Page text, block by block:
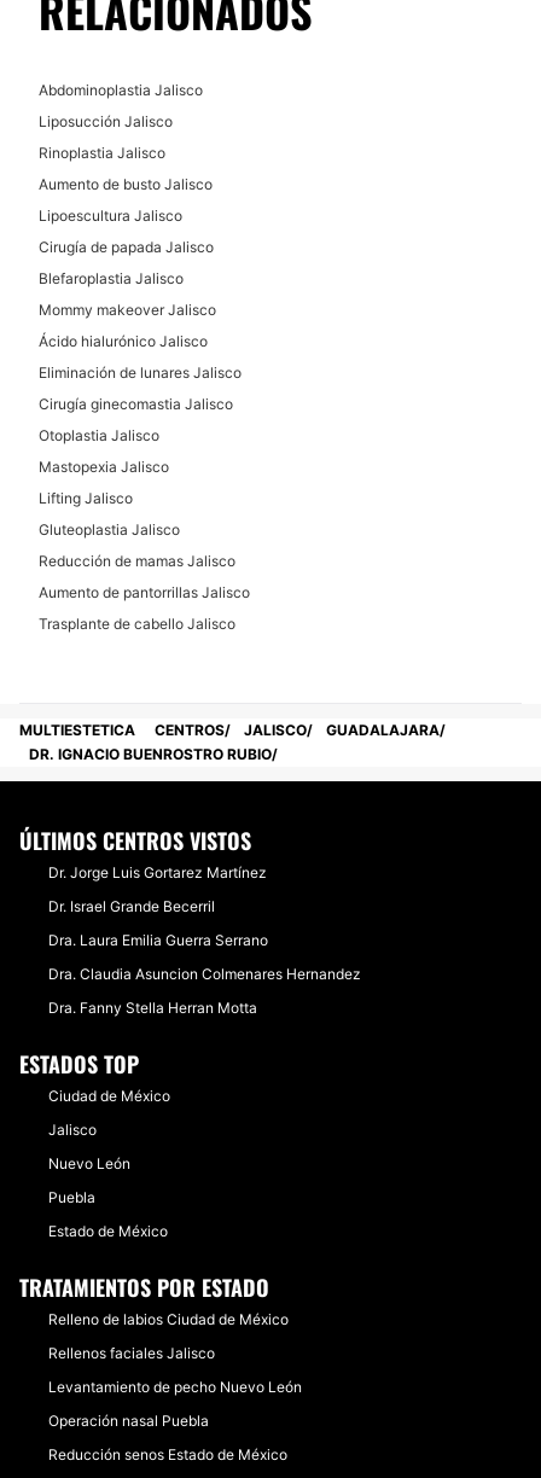
Toxina botulínica
Rinomodelación
Eliminación estrías
Eliminación de cicatrices
Aumento de labios
Ácido hialurónico
Rejuvenecimiento facial
Hiperhidrosis
DERMATOLOGÍA
Manchas en la Piel
Carcinoma Basocelular
CIRUGÍA ÍNTIMA
Blanqueamiento anal
Labioplastia
Vaginoplastia
Rejuvenecimiento Vaginal
TRATAMIENTOS DE BELLEZA
HIFU
Tratamientos faciales
Peeling
Mesoterapia
Radiofrecuencia
Tratamientos anticelulíticos
Cavitación
Abdominoplastia Jalisco
Liposucción Jalisco
Rinoplastia Jalisco
Aumento de busto Jalisco
Lipoescultura Jalisco
Cirugía de papada Jalisco
Blefaroplastia Jalisco
Mommy makeover Jalisco
Ácido hialurónico Jalisco
Eliminación de lunares Jalisco
Cirugía ginecomastia Jalisco
Otoplastia Jalisco
Mastopexia Jalisco
Lifting Jalisco
Gluteoplastia Jalisco
Reducción de mamas Jalisco
Aumento de pantorrillas Jalisco
Trasplante de cabello Jalisco
MULTIESTETICA CENTROS JALISCO
GUADALAJARA
DR. IGNACIO BUENROSTRO RUBIO
ÚLTIMOS CENTROS VISTOS
Dr. Jorge Luis Gortarez Martínez
Dr. Israel Grande Becerril
Dra. Laura Emilia Guerra Serrano
Dra. Claudia Asuncion Colmenares Hernandez
Dra. Fanny Stella Herran Motta
ESTADOS TOP
Ciudad de México
Jalisco
Nuevo León
Puebla
Estado de México
TRATAMIENTOS POR ESTADO
Relleno de labios Ciudad de México
Rellenos faciales Jalisco
Levantamiento de pecho Nuevo León
Operación nasal Puebla
Reducción senos Estado de México